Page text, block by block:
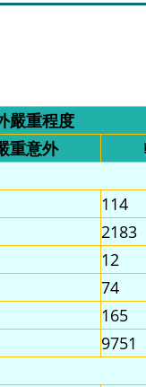
嚴重程度
重意外
114
2183
12
74
165
9751